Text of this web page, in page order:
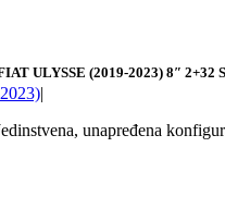
ULYSSE (2019-2023) 8″ 2+32
|
unapređena